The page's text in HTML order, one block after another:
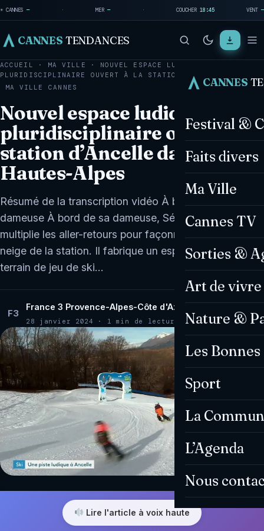
☀ CANNES — · MER— · COUCHER18:45 VENT —
CANNES TENDANCES
CANNES
Festival &
Faits divers
Ma Ville
Cannes TV
Sorties &
Art de vivre
Nature &
Les
Sport
La
L’Agenda
Nous
ACCUEIL · MA VILLE · NOUVEL ESPACE LUDIQUE
PLURIDISCIPLINAIRE OUVERT À LA STATION D’ANCELLE DANS…
MA VILLE
CANNES
Nouvel espace ludique
pluridisciplinaire ouvert à la
station d’Ancelle dans les
Hautes-Alpes
Résumé de la transcription vidéo À bord de sa
dameuse À bord de sa dameuse, Sébastien Cinturier
multiplie les aller-retours pour façonner le front de
neige de la station. Il fabrique un espace ludique, un
terrain de jeu de ski…
F3
France 3 Provence-Alpes-Côte d'Azur
28 janvier 2024 · 1 min de lecture
Lire l'article à voix haute